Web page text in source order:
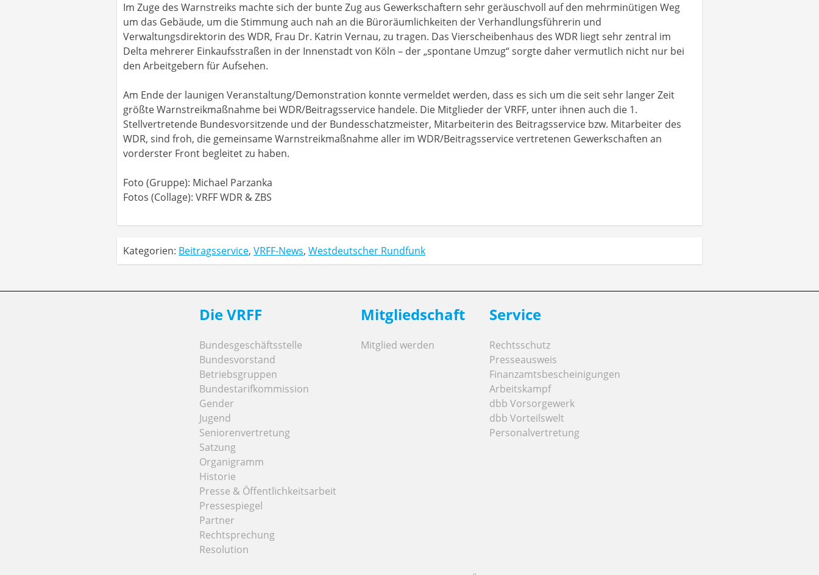
Im Zuge des Warnstreiks machte sich der bunte Zug aus Gewerkschaftern sehr geräuschvoll auf den mehrminütigen Weg
um das Gebäude, um die Stimmung auch nah an die Büroräumlichkeiten der Verhandlungsführerin und
Verwaltungsdirektorin des WDR, Frau Dr. Katrin Vernau, zu tragen. Das Vierscheibenhaus des WDR liegt sehr zentral im
Delta mehrerer Einkaufsstraßen in der Innenstadt von Köln – der „spontane Umzug“ sorgte daher vermutlich nicht nur bei
den Arbeitgebern für Aufsehen.
Am Ende der launigen Veranstaltung/Demonstration konnte vermeldet werden, dass es sich um die seit sehr langer Zeit
größte Warnstreikmaßnahme bei WDR/Beitragsservice handele. Die Mitglieder der VRFF, unter ihnen auch die 1.
Stellvertretende Bundesvorsitzende und der Bundesschatzmeister, Mitarbeiterin des Beitragsservice bzw. Mitarbeiter des
WDR, sind froh, die gemeinsame Warnstreikmaßnahme aller im WDR/Beitragsservice vertretenen Gewerkschaften an
vorderster Front begleitet zu haben.
Foto (Gruppe): Michael Parzanka
Fotos (Collage): VRFF WDR & ZBS
Kategorien: Beitragsservice, VRFF-News, Westdeutscher Rundfunk
Die VRFF
Bundesgeschäftsstelle
Bundesvorstand
Betriebsgruppen
Bundestarifkommission
Gender
Jugend
Seniorenvertretung
Satzung
Organigramm
Historie
Presse & Öffentlichkeitsarbeit
Pressespiegel
Partner
Rechtsprechung
Resolution
Mitgliedschaft
Mitglied werden
Service
Rechtsschutz
Presseausweis
Finanzamtsbescheinigungen
Arbeitskampf
dbb Vorsorgewerk
dbb Vorteilswelt
Personalvertretung